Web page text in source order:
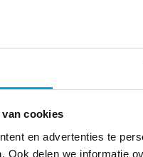
cookies
en advertenties te
Ook delen we informatie